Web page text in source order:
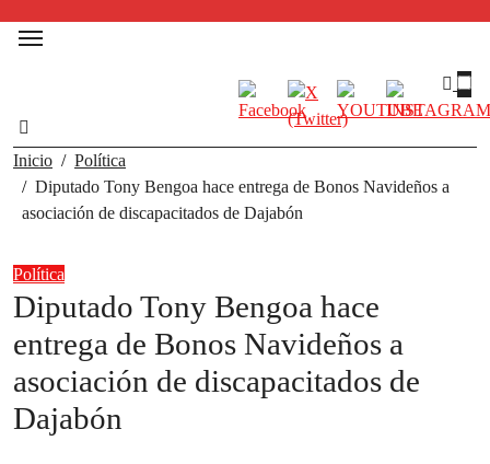
Inicio
Política
Diputado Tony Bengoa hace entrega de Bonos Navideños a
asociación de discapacitados de Dajabón
Política
Diputado Tony Bengoa hace
entrega de Bonos Navideños a
asociación de discapacitados de
Dajabón